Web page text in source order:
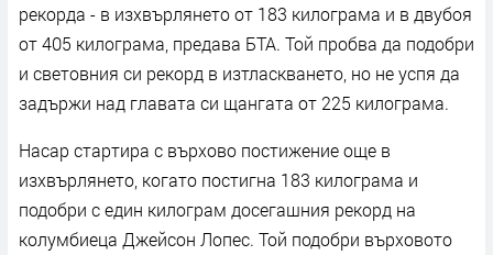
рекорда - в изхвърлянето от 183 килограма и в двубоя
от 405 килограма, предава БТА. Той пробва да подобри
и световния си рекорд в изтласкването, но не успя да
задържи над главата си щангата от 225 килограма.
Насар стартира с върхово постижение още в
изхвърлянето, когато постигна 183 килограма и
подобри с един килограм досегашния рекорд на
колумбиеца Джейсон Лопес. Той подобри върховото